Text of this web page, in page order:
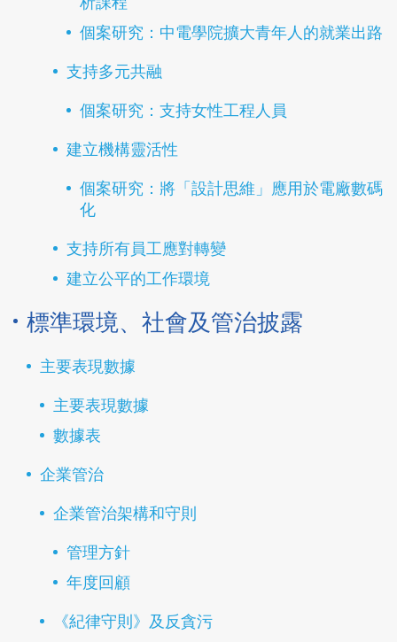
個案研究：中電學院擴大青年人的就業出路
支持多元共融
個案研究：支持女性工程人員
建立機構靈活性
個案研究：將「設計思維」應用於電廠數碼
化
支持所有員工應對轉變
建立公平的工作環境
標準環境、社會及管治披露
主要表現數據
主要表現數據
數據表
企業管治
企業管治架構和守則
管理方針
年度回顧
《紀律守則》及反貪污